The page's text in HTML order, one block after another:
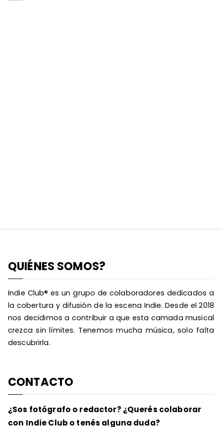
QUIÉNES SOMOS?
Indie Club® es un grupo de colaboradores dedicados a
la cobertura y difusión de la escena Indie. Desde el 2018
nos decidimos a contribuir a que esta camada musical
crezca sin límites. Tenemos mucha música, solo falta
descubrirla.
CONTACTO
¿Sos fotógrafo o redactor? ¿Querés colaborar
con Indie Club o tenés alguna duda?